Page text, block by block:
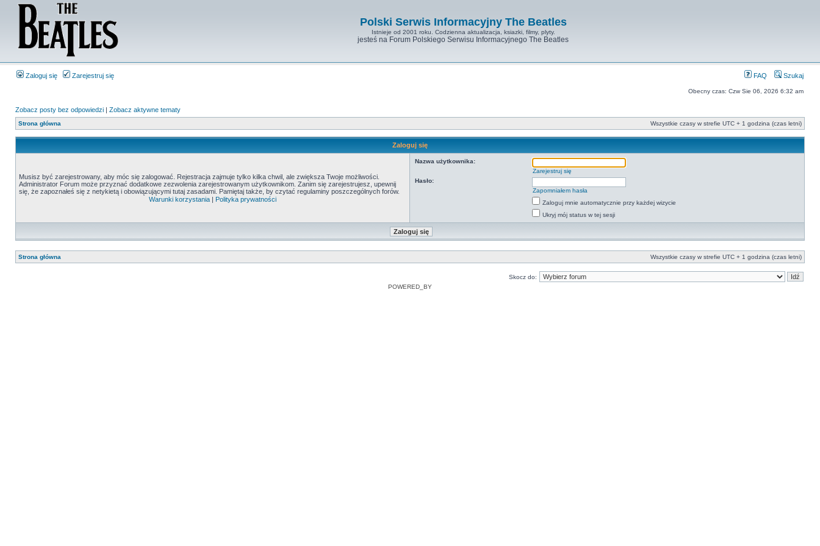
Polski Serwis Informacyjny The Beatles
Istnieje od 2001 roku. Codzienna aktualizacja, ksiazki, filmy, plyty.
jesteś na Forum Polskiego Serwisu Informacyjnego The Beatles
Zaloguj się Zarejestruj się FAQ Szukaj
Obecny czas: Czw Sie 06, 2026 6:32 am
Zobacz posty bez odpowiedzi | Zobacz aktywne tematy
Strona główna Wszystkie czasy w strefie UTC + 1 godzina (czas letni)
Zaloguj się
Musisz być zarejestrowany, aby móc się zalogować. Rejestracja zajmuje tylko kilka chwil, ale zwiększa Twoje możliwości.
Administrator Forum może przyznać dodatkowe zezwolenia zarejestrowanym użytkownikom. Zanim się zarejestrujesz, upewnij
się, że zapoznałeś się z netykietą i obowiązującymi tutaj zasadami. Pamiętaj także, by czytać regulaminy poszczególnych forów.
Warunki korzystania | Polityka prywatności
Nazwa użytkownika:
Zarejestruj się
Hasło:
Zapomniałem hasła
Zaloguj mnie automatycznie przy każdej wizycie
Ukryj mój status w tej sesji
Strona główna Wszystkie czasy w strefie UTC + 1 godzina (czas letni)
Skocz do:
POWERED_BY